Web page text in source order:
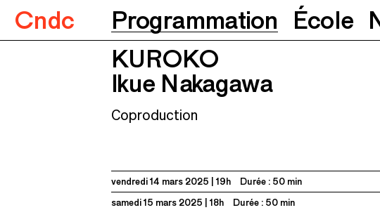
Cndc Programmation École
KUROKOIkue Nakagawa
KUROKO
Ikue Nakagawa
Coproduction
vendredi 14 mars 2025 19h Durée : 50 min
samedi 15 mars 2025
18h Durée : 50 min